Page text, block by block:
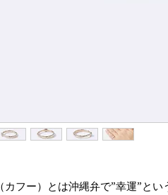
カフー）とは沖縄弁で”幸運”とい